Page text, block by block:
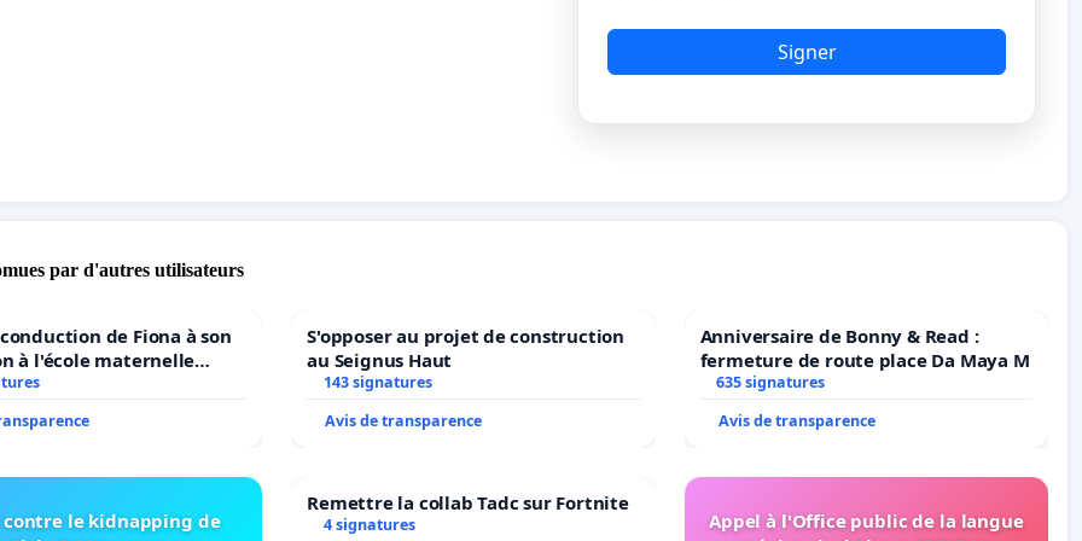
Signer
par d'autres utilisateurs
de Fiona à son
à l'école maternelle
auprès de Léo N. en
S'opposer au projet de construction
au Seignus Haut
143 signatures
Avis de transparence
Anniversaire de Bonny & Read :
fermeture de route place Da Maya M
635 signatures
Avis de transparence
contre le kidnapping de
Remettre la collab Tadc sur Fortnite
4 signatures
Appel à l'Office public de la langue